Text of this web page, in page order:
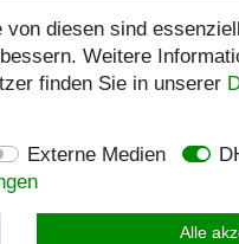
diesen sind
Weitere
finden Sie in unserer
Externe Medien
Alle